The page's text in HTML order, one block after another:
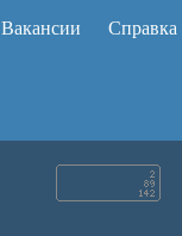
Вакансии
Справка